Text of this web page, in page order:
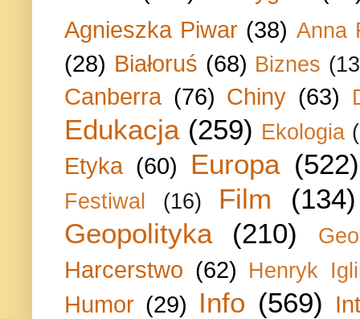
Agnieszka Piwar (38) Anna
(28) Białoruś (68) Biznes
Canberra (76) Chiny (63)
Edukacja (259) Ekologia
Etyka (60) Europa (522)
Festiwal (16) Film
(134)
Geopolityka
(210)
Harcerstwo (62) Henryk
Humor (29) Info (569)